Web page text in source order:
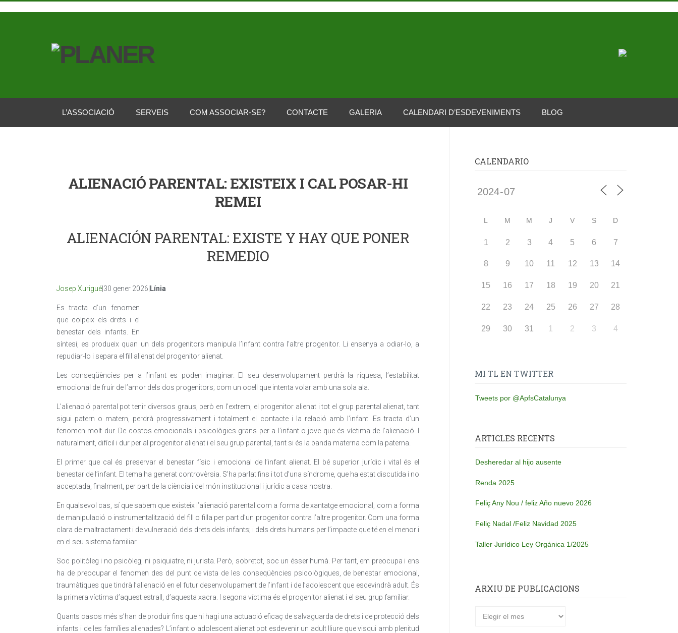
L’ASSOCIACIÓ SERVEIS COM ASSOCIAR-SE? CONTACTE GALERIA CALENDARI D’ESDEVENIMENTS BLOG
ALIENACIÓ PARENTAL: EXISTEIX I CAL POSAR-HI
REMEI
ALIENACIÓN PARENTAL: EXISTE Y HAY QUE PONER
REMEDIO
Josep Xurigué |30 gener 2026| Línia
Es tracta d’un fenomen
que colpeix els drets i el
benestar dels infants. En
síntesi, es produeix quan un dels progenitors manipula l’infant contra l’altre progenitor. Li ensenya a odiar-lo, a
repudiar-lo i separa el fill alienat del progenitor alienat.
Les conseqüències per a l’infant es poden imaginar. El seu desenvolupament perdrà la riquesa, l’estabilitat
emocional de fruir de l’amor dels dos progenitors; com un ocell que intenta volar amb una sola ala.
L’alienació parental pot tenir diversos graus, però en l’extrem, el progenitor alienat i tot el grup parental alienat, tant
sigui patern o matern, perdrà progressivament i totalment el contacte i la relació amb l’infant. Es tracta d’un
fenomen molt dur. De costos emocionals i psicològics grans per a l’infant o jove que és víctima de l’alienació. I
naturalment, difícil i dur per al progenitor alienat i el seu grup parental, tant si és la banda materna com la paterna.
El primer que cal és preservar el benestar físic i emocional de l’infant alienat. El bé superior jurídic i vital és el
benestar de l’infant. El tema ha generat controvèrsia. S’ha parlat fins i tot d’una síndrome, que ha estat discutida i no
acceptada, finalment, per part de la ciència i del món institucional i jurídic a casa nostra.
En qualsevol cas, sí que sabem que existeix l’alienació parental com a forma de xantatge emocional, com a forma
de manipulació o instrumentalització del fill o filla per part d’un progenitor contra l’altre progenitor. Com una forma
clara de maltractament i de vulneració dels drets dels infants; i dels drets humans per l’impacte que té en el menor i
en el seu sistema familiar.
Soc politòleg i no psicòleg, ni psiquiatre, ni jurista. Però, sobretot, soc un ésser humà. Per tant, em preocupa i ens
ha de preocupar el fenomen des del punt de vista de les conseqüències psicològiques, de benestar emocional,
traumàtiques que tindrà l’alienació en el futur desenvolupament de l’infant i de l’adolescent que esdevindrà adult. És
la primera víctima d’aquest estrall, d’aquesta xacra. I segona víctima és el progenitor alienat i el seu grup familiar.
Quants casos més s’han de produir fins que hi hagi una actuació eficaç de salvaguarda de drets i de protecció dels
infants i de les famílies alienades? L’infant o adolescent alienat pot esdevenir un adult lliure que visqui amb plenitud
CALENDARIO
L M M J V S D
1 2 3 4 5 6 7
8 9 10 11 12 13 14
15 16 17 18 19 20 21
22 23 24 25 26 27 28
29 30 31 1 2 3 4
MI TL EN TWITTER
Tweets por @ApfsCatalunya
ARTICLES RECENTS
Desheredar al hijo ausente
Renda 2025
Feliç Any Nou / feliz Año nuevo 2026
Feliç Nadal /Feliz Navidad 2025
Taller Jurídico Ley Orgánica 1/2025
ARXIU DE PUBLICACIONS